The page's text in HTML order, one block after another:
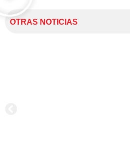
OTRAS NOTICIAS